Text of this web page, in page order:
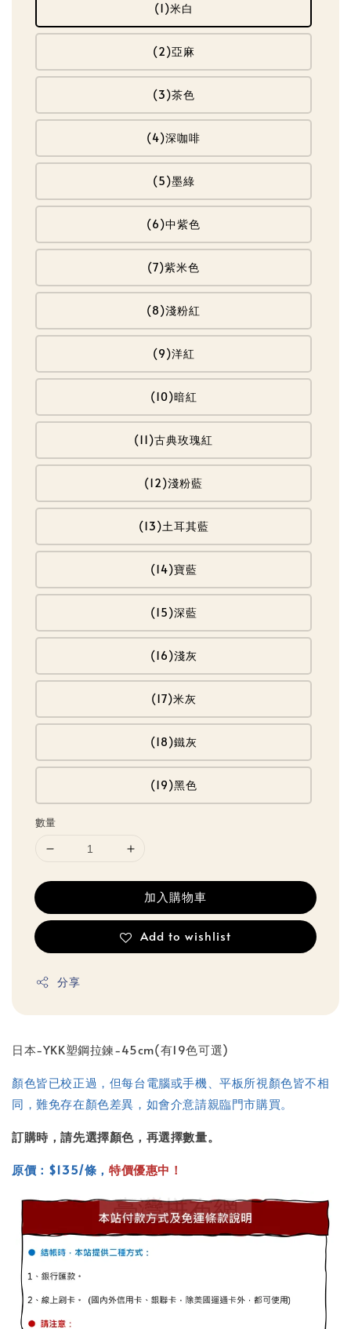
(1)米白
(2)亞麻
(3)茶色
(4)深咖啡
(5)墨綠
(6)中紫色
(7)紫米色
(8)淺粉紅
(9)洋紅
(10)暗紅
(11)古典玫瑰紅
(12)淺粉藍
(13)土耳其藍
(14)寶藍
(15)深藍
(16)淺灰
(17)米灰
(18)鐵灰
(19)黑色
數量
加入購物車
Add to wishlist
分享
日本-YKK塑鋼拉鍊-45cm(有19色可選)
顏色皆已校正過，但每台電腦或手機、平板所視顏色皆不相
同，難免存在顏色差異，如會介意請親臨門市購買。
訂購時，請先選擇顏色，再選擇數量。
原價：$135/條， 特價優惠中！